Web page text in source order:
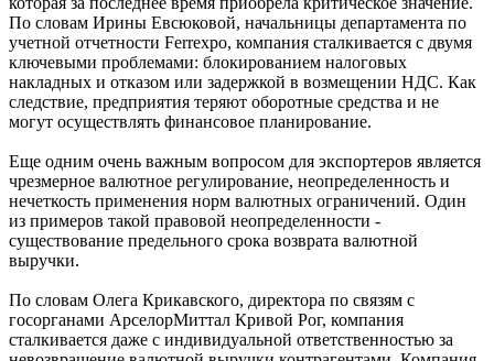
По словам Ирины Евсюковой, начальницы департамента по
учетной отчетности Ferrexpo, компания сталкивается с двумя
ключевыми проблемами: блокированием налоговых
накладных и отказом или задержкой в возмещении НДС. Как
следствие, предприятия теряют оборотные средства и не
могут осуществлять финансовое планирование.
Еще одним очень важным вопросом для экспортеров является
чрезмерное валютное регулирование, неопределенность и
нечеткость применения норм валютных ограничений. Один
из примеров такой правовой неопределенности -
существование предельного срока возврата валютной
выручки.
По словам Олега Крикавского, директора по связям с
госорганами АрселорМиттал Кривой Рог, компания
сталкивается даже с индивидуальной ответственностью за